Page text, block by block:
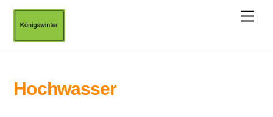
Skip
content
Hochwasser